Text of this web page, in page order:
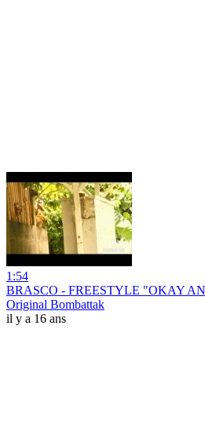
1:54
BRASCO - FREESTYLE "OKAY
Original Bombattak
il y a 16 ans